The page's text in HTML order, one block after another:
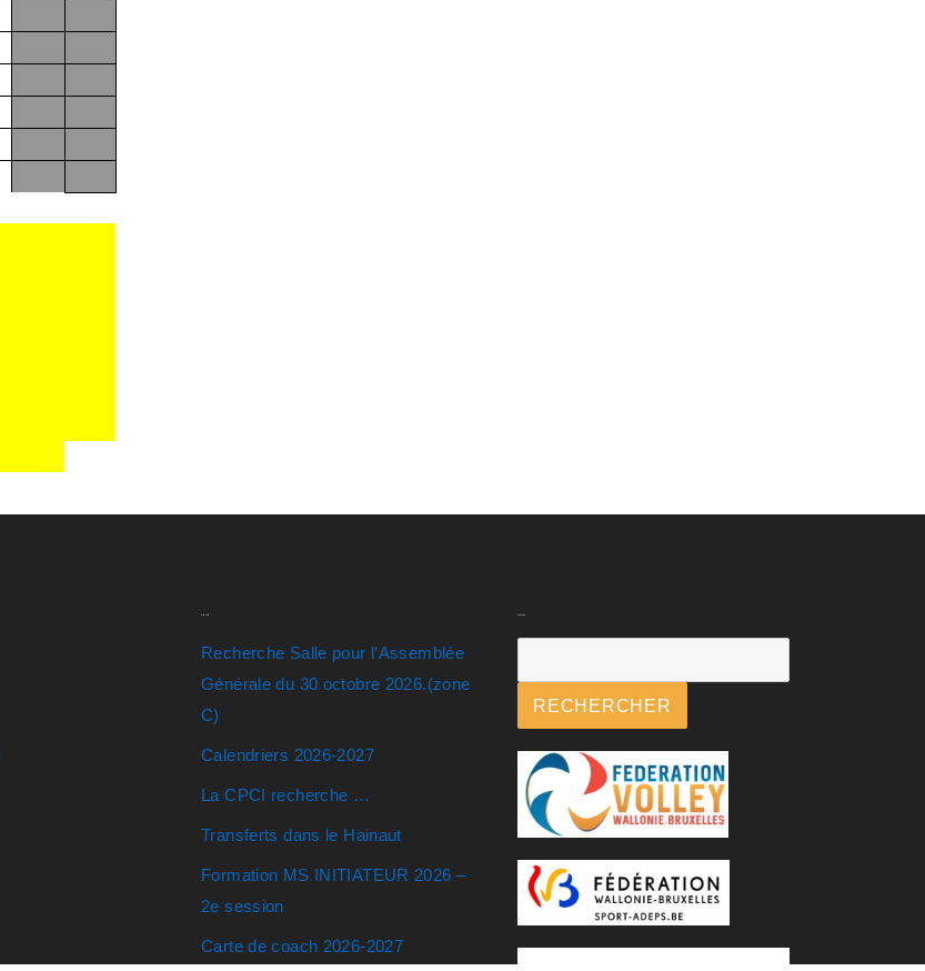
Recherche Salle pour l’Assemblée
Générale du 30 octobre 2026.(zone
C)
Calendriers 2026-2027
La CPCI recherche …
Transferts dans le Hainaut
Formation MS INITIATEUR 2026 –
2e session
Carte de coach 2026-2027
RECHERCHER